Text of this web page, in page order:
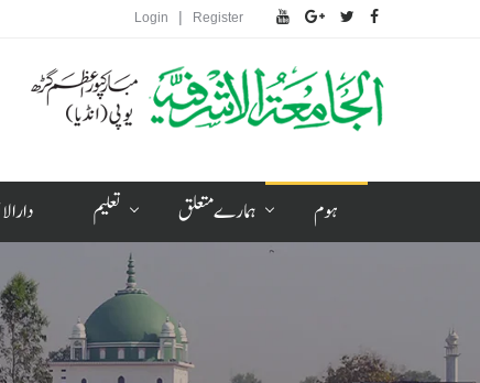
Login | Register
ہوم ہمارے متعلق تعلیم